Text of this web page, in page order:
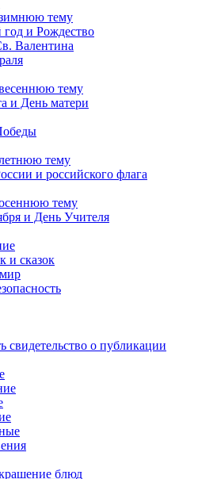
тему
и Рождество
Валентина
тему
и День матери
тему
и российского флага
тему
и День Учителя
и сказок
свидетельство о публикации
блюд